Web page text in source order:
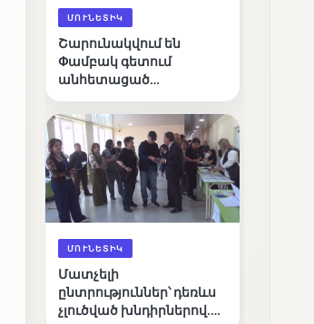
ՄՈՒՆԵՏԻԿ
Շարունակվում են
Փամբակ գետում
անհետացած
որոնողական
աշխատանքները
ՄՈՒՆԵՏԻԿ
Մատչելի
ընտրություններ՝ դեռևս
չլուծված խնդիրներով.